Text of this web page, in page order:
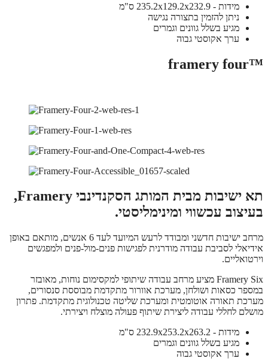
מידות - 235.2x129.2x232.9 ס"מ
ניתן להזמין בתצורה נגישה
מגיע בשלל גוונים וגמרים
ערך אקוסטי גבוה
™framery four
תא ישיבות מבית המותג הסקנדינבי Framery,
בעיצוב עכשווי ומינימליסטי.
מרחב ישיבות חדשני ומבודד לרעש המיועד לעד 6 אנשים, מותאם באופן
אידיאלי לסביבת עבודה מודרנית לפגישות פנים-מול-פנים ולמפגשים
וירטואליים.
Framery Six מציע מרחב עבודה שיתופי למקסימום נוחות, מאובזר
במספר כסאות ושולחן, מערכת אוורור מתקדמת מבוססת סנסורים,
מערכת תאורה אוטומטית ומערכת שליטה טכנולוגית מתקדמת. פתרון
מושלם לחללי עבודה ליצירת שיתוף פעולה מוצלח ויצירתי.
מידות - 232.9x253.2x263.2 ס"מ
מגיע בשלל גוונים וגמרים
ערך אקוסטי גבוה